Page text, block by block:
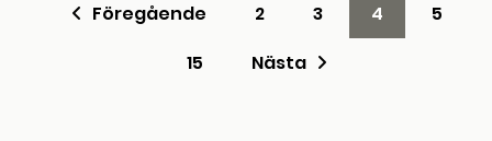
Föregående 2 3 4
5
15
Nästa